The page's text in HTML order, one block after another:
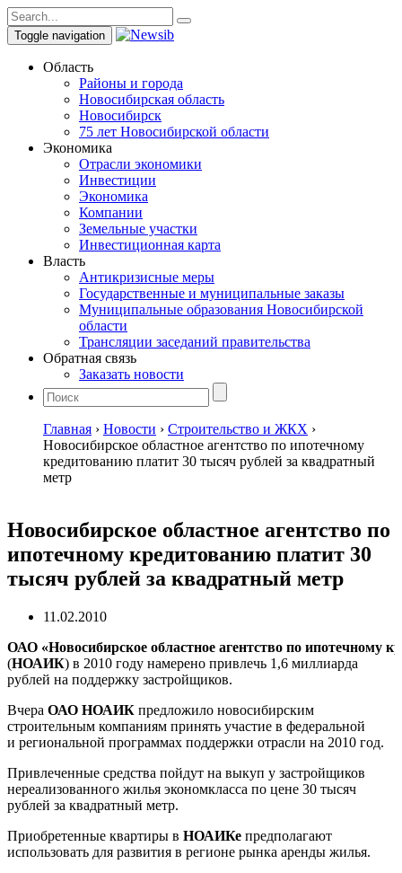
Toggle navigation
Область
Районы и города
Новосибирская область
Новосибирск
75 лет Новосибирской области
Экономика
Отрасли экономики
Инвестиции
Экономика
Компании
Земельные участки
Инвестиционная карта
Власть
Антикризисные меры
Государственные и муниципальные заказы
Муниципальные образования Новосибирской
области
Трансляции заседаний правительства
Обратная связь
Заказать новости
Главная › Новости › Строительство и ЖКХ ›
Новосибирское областное агентство по ипотечному
кредитованию платит 30 тысяч рублей за квадратный
метр
Новосибирское областное агентство по
ипотечному кредитованию платит 30
тысяч рублей за квадратный метр
11.02.2010
ОАО «Новосибирское областное агентство по ипотечному
(НОАИК) в 2010 году намерено привлечь 1,6 миллиарда
рублей на поддержку застройщиков.
Вчера ОАО НОАИК предложило новосибирским
строительным компаниям принять участие в федеральной
и региональной программах поддержки отрасли на 2010 год.
Привлеченные средства пойдут на выкуп у застройщиков
нереализованного жилья экономкласса по цене 30 тысяч
рублей за квадратный метр.
Приобретенные квартиры в НОАИКе предполагают
использовать для развития в регионе рынка аренды жилья.